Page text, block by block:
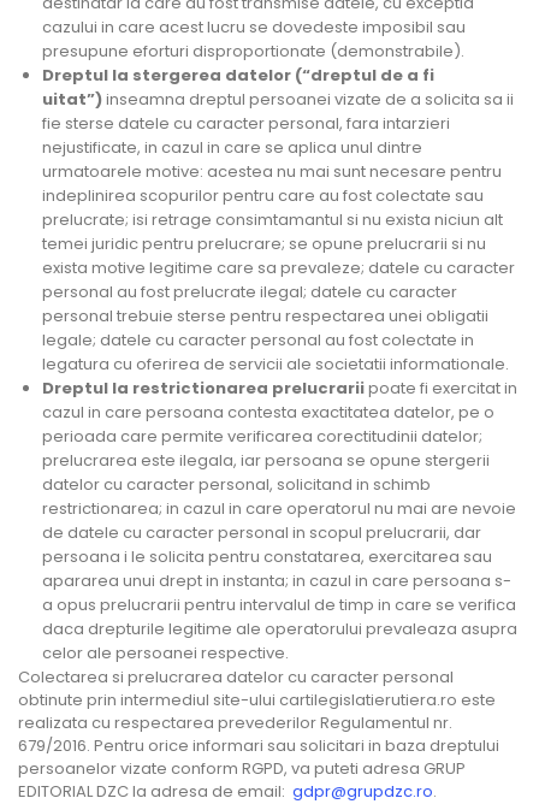
cazului in care acest lucru se dovedeste imposibil sau
presupune eforturi disproportionate (demonstrabile).
Dreptul la stergerea datelor (“dreptul de a fi
uitat”)inseamna dreptul persoanei vizate de a solicita sa ii
fie sterse datele cu caracter personal, fara intarzieri
nejustificate, in cazul in care se aplica unul dintre
urmatoarele motive: acestea nu mai sunt necesare pentru
indeplinirea scopurilor pentru care au fost colectate sau
prelucrate; isi retrage consimtamantul si nu exista niciun alt
temei juridic pentru prelucrare; se opune prelucrarii si nu
exista motive legitime care sa prevaleze; datele cu caracter
personal au fost prelucrate ilegal; datele cu caracter
personal trebuie sterse pentru respectarea unei obligatii
legale; datele cu caracter personal au fost colectate in
legatura cu oferirea de servicii ale societatii informationale.
Dreptul la restrictionarea prelucrariipoate fi exercitat in
cazul in care persoana contesta exactitatea datelor, pe o
perioada care permite verificarea corectitudinii datelor;
prelucrarea este ilegala, iar persoana se opune stergerii
datelor cu caracter personal, solicitand in schimb
restrictionarea; in cazul in care operatorul nu mai are nevoie
de datele cu caracter personal in scopul prelucrarii, dar
persoana i le solicita pentru constatarea, exercitarea sau
apararea unui drept in instanta; in cazul in care persoana s-
a opus prelucrarii pentru intervalul de timp in care se verifica
daca drepturile legitime ale operatorului prevaleaza asupra
celor ale persoanei respective.
Colectarea si prelucrarea datelor cu caracter personal
obtinute prin intermediul site-ului cartilegislatierutiera.ro este
realizata cu respectarea prevederilor Regulamentul nr.
679/2016. Pentru orice informari sau solicitari in baza dreptului
persoanelor vizate conform RGPD, va puteti adresa GRUP
EDITORIAL DZC la adresa de email: gdpr@grupdzc.ro.